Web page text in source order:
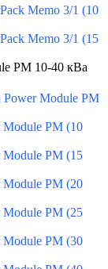
Memo 3/1 (10
Memo 3/1 (15
PM 10-40 кВа
Module PM
PM (10
PM (15
PM (20
PM (25
PM (30